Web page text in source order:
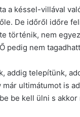
a késsel-villával
De időről időre
történik, nem
pedig nem
addig telepítünk,
már ultimátumot is
be kell ülni s